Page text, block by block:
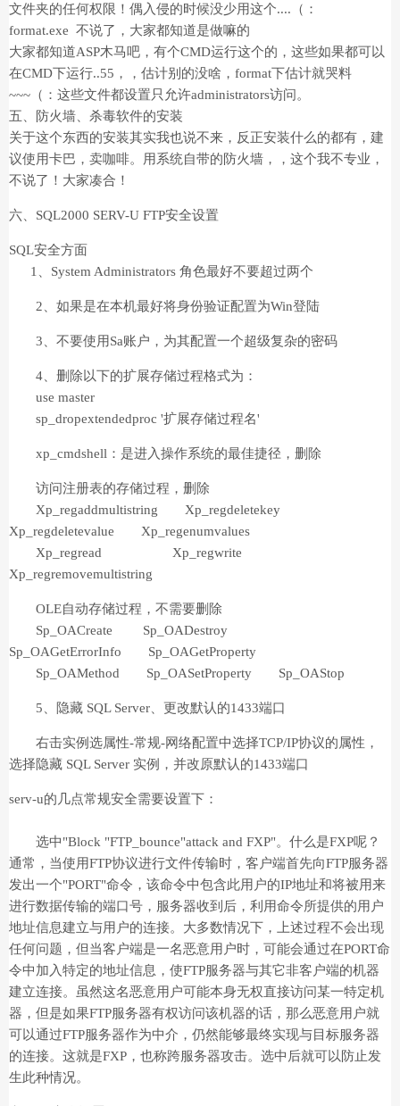
文件夹的任何权限！偶入侵的时候没少用这个....（：
format.exe 不说了，大家都知道是做嘛的
大家都知道ASP木马吧，有个CMD运行这个的，这些如果都可以
在CMD下运行..55，，估计别的没啥，format下估计就哭料
~~~（：这些文件都设置只允许administrators访问。
五、防火墙、杀毒软件的安装
关于这个东西的安装其实我也说不来，反正安装什么的都有，建
议使用卡巴，卖咖啡。用系统自带的防火墙，，这个我不专业，
不说了！大家凑合！
六、SQL2000 SERV-U FTP安全设置
SQL安全方面
1、System Administrators 角色最好不要超过两个
2、如果是在本机最好将身份验证配置为Win登陆
3、不要使用Sa账户，为其配置一个超级复杂的密码
4、删除以下的扩展存储过程格式为：
use master
sp_dropextendedproc '扩展存储过程名'
xp_cmdshell：是进入操作系统的最佳捷径，删除
访问注册表的存储过程，删除
Xp_regaddmultistring Xp_regdeletekey
Xp_regdeletevalue Xp_regenumvalues
Xp_regread Xp_regwrite
Xp_regremovemultistring
OLE自动存储过程，不需要删除
Sp_OACreate Sp_OADestroy
Sp_OAGetErrorInfo Sp_OAGetProperty
Sp_OAMethod Sp_OASetProperty Sp_OAStop
5、隐藏 SQL Server、更改默认的1433端口
右击实例选属性-常规-网络配置中选择TCP/IP协议的属性，
选择隐藏 SQL Server 实例，并改原默认的1433端口
serv-u的几点常规安全需要设置下：
选中"Block "FTP_bounce"attack and FXP"。什么是FXP呢？
通常，当使用FTP协议进行文件传输时，客户端首先向FTP服务器
发出一个"PORT"命令，该命令中包含此用户的IP地址和将被用来
进行数据传输的端口号，服务器收到后，利用命令所提供的用户
地址信息建立与用户的连接。大多数情况下，上述过程不会出现
任何问题，但当客户端是一名恶意用户时，可能会通过在PORT命
令中加入特定的地址信息，使FTP服务器与其它非客户端的机器
建立连接。虽然这名恶意用户可能本身无权直接访问某一特定机
器，但是如果FTP服务器有权访问该机器的话，那么恶意用户就
可以通过FTP服务器作为中介，仍然能够最终实现与目标服务器
的连接。这就是FXP，也称跨服务器攻击。选中后就可以防止发
生此种情况。